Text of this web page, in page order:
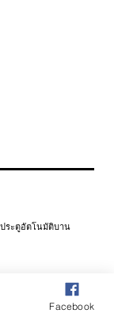
ระตูอัตโนมัติบาน
Facebook